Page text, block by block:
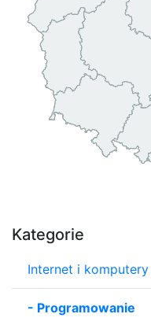
Kategorie
Internet i komputery
- Programowanie